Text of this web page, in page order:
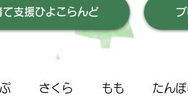
て支援ひよこらんど
さくら もも たん